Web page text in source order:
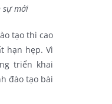
sự mới
tạo thì cao
hạn hẹp. Vì
triển khai
đào tạo bài